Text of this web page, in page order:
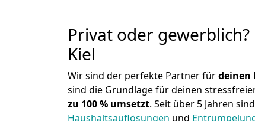
Privat oder
Kiel
Wir sind der perfekte Partner fürdeinen
sind die Grundlage für deinen
zu 100 % umsetzt. Seit über 5 Jahren
Haushaltsauflösungen und